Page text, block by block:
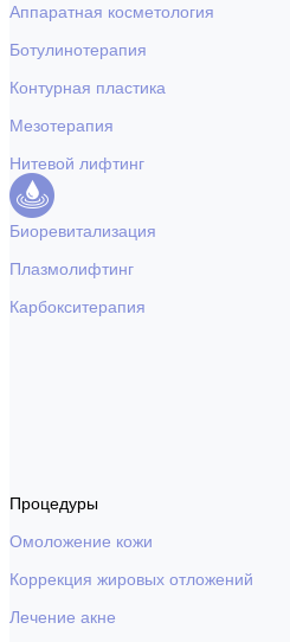
Аппаратная косметология
Ботулинотерапия
Контурная пластика
Мезотерапия
Нитевой лифтинг
Биоревитализация
Плазмолифтинг
Карбокситерапия
Процедуры
Омоложение кожи
Коррекция жировых отложений
Лечение акне